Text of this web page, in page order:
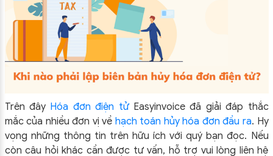
Trên đây Hóa đơn điện tử Easyinvoice đã giải đáp thắc
mắc của nhiều đơn vị về hạch toán hủy hóa đơn đầu ra. Hy
vọng những thông tin trên hữu ích với quý bạn đọc. Nếu
còn câu hỏi khác cần được tư vấn, hỗ trợ vui lòng liên hệ